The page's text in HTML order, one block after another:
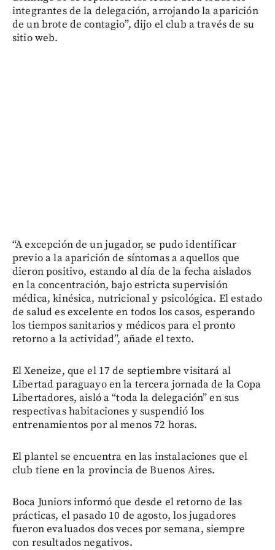
integrantes de la delegación, arrojando la aparición
de un brote de contagio”, dijo el club a través de su
sitio web.
“A excepción de un jugador, se pudo identificar
previo a la aparición de síntomas a aquellos que
dieron positivo, estando al día de la fecha aislados
en la concentración, bajo estricta supervisión
médica, kinésica, nutricional y psicológica. El estado
de salud es excelente en todos los casos, esperando
los tiempos sanitarios y médicos para el pronto
retorno a la actividad”, añade el texto.
El Xeneize, que el 17 de septiembre visitará al
Libertad paraguayo en la tercera jornada de la Copa
Libertadores, aisló a “toda la delegación” en sus
respectivas habitaciones y suspendió los
entrenamientos por al menos 72 horas.
El plantel se encuentra en las instalaciones que el
club tiene en la provincia de Buenos Aires.
Boca Juniors informó que desde el retorno de las
prácticas, el pasado 10 de agosto, los jugadores
fueron evaluados dos veces por semana, siempre
con resultados negativos.